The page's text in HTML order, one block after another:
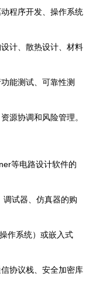
程序开发、操作系统
计、散热设计、材料
能测试、可靠性测
源协调和风险管理。
等电路设计软件的
调试器、仿真器的购
作系统）或嵌入式
协议栈、安全加密库